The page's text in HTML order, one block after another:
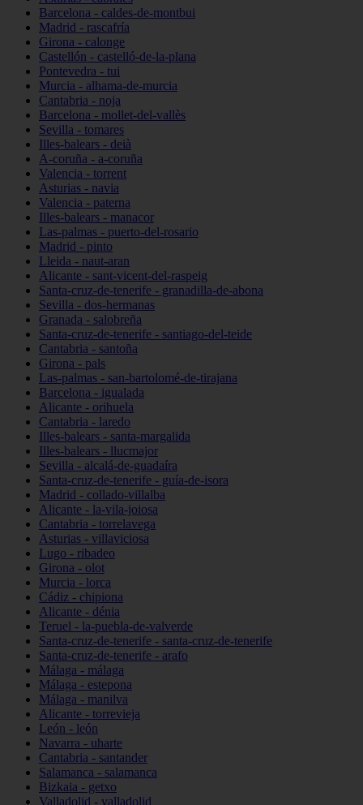
Barcelona - caldes-de-montbui
Madrid - rascafría
Girona - calonge
Castellón - castelló-de-la-plana
Pontevedra - tui
Murcia - alhama-de-murcia
Cantabria - noja
Barcelona - mollet-del-vallès
Sevilla - tomares
Illes-balears - deià
A-coruña - a-coruña
Valencia - torrent
Asturias - navia
Valencia - paterna
Illes-balears - manacor
Las-palmas - puerto-del-rosario
Madrid - pinto
Lleida - naut-aran
Alicante - sant-vicent-del-raspeig
Santa-cruz-de-tenerife - granadilla-de-abona
Sevilla - dos-hermanas
Granada - salobreña
Santa-cruz-de-tenerife - santiago-del-teide
Cantabria - santoña
Girona - pals
Las-palmas - san-bartolomé-de-tirajana
Barcelona - igualada
Alicante - orihuela
Cantabria - laredo
Illes-balears - santa-margalida
Illes-balears - llucmajor
Sevilla - alcalá-de-guadaíra
Santa-cruz-de-tenerife - guía-de-isora
Madrid - collado-villalba
Alicante - la-vila-joiosa
Cantabria - torrelavega
Asturias - villaviciosa
Lugo - ribadeo
Girona - olot
Murcia - lorca
Cádiz - chipiona
Alicante - dénia
Teruel - la-puebla-de-valverde
Santa-cruz-de-tenerife - santa-cruz-de-tenerife
Santa-cruz-de-tenerife - arafo
Málaga - málaga
Málaga - estepona
Málaga - manilva
Alicante - torrevieja
León - león
Navarra - uharte
Cantabria - santander
Salamanca - salamanca
Bizkaia - getxo
Valladolid - valladolid